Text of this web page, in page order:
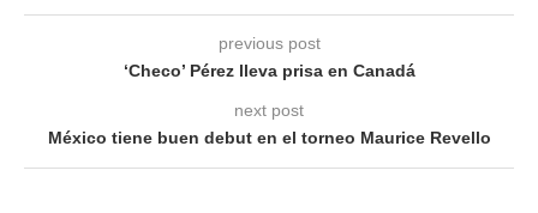
previous post
‘Checo’ Pérez lleva prisa en Canadá
next post
México tiene buen debut en el torneo Maurice Revello